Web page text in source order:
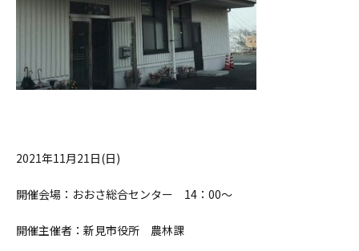
2021年11月21日(日)
開催会場：おおさ総合センター 14：00～
開催主催者：新見市役所 農林課